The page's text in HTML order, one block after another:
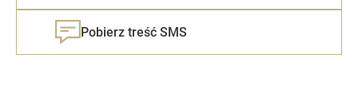
Pobierz treść SMS